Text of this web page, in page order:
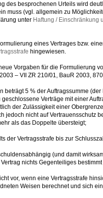
des besprochenen Urteils wird
muss (vgl. allgemein zu
unter Haftung / Einschränkung
eines Vertrages bzw.
hingewiesen.
Vorgaben für die Formulierung
– VII ZR 210/01, BauR 2003,
5 % der Auftragssumme
Verträge mit einer
der Zulässigkeit einer
jedoch nicht auf Vertrauensschutz
als das Doppelte übersteigt;
der Vertragsstrafe bis zur
(und damit
nichts Gegenteiliges bestimmt
vor, wenn eine Vertragsstrafe
Weisen berechnet und sich